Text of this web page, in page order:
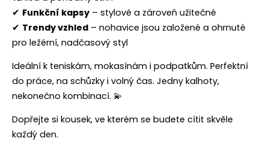
✔ Funkční kapsy – stylové a zároveň užitečné
✔ Trendy vzhled – nohavice jsou založené a ohrnuté
pro ležérní, nadčasový styl
Ideální k teniskám, mokasínám i podpatkům. Perfektní
do práce, na schůzky i volný čas. Jedny kalhoty,
nekonečno kombinací. 💫
Dopřejte si kousek, ve kterém se budete cítit skvěle
každý den.